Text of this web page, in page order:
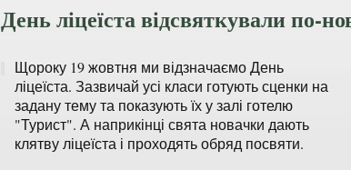
День ліцеїста відсвяткували по-
Щороку 19 жовтня ми відзначаємо День
ліцеїста. Зазвичай усі класи готують сценки на
задану тему та показують їх у залі готелю
"Турист". А наприкінці свята новачки дають
клятву ліцеїста і проходять обряд посвяти.